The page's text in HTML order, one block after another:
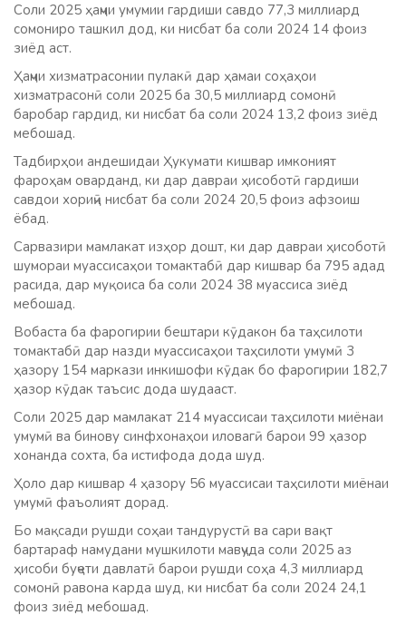
Соли 2025 ҳаҷми умумии гардиши савдо 77,3 миллиард
сомониро ташкил дод, ки нисбат ба соли 2024 14 фоиз
зиёд аст.
Ҳаҷми хизматрасонии пулакӣ дар ҳамаи соҳаҳои
хизматрасонӣ соли 2025 ба 30,5 миллиард сомонӣ
баробар гардид, ки нисбат ба соли 2024 13,2 фоиз зиёд
мебошад.
Тадбирҳои андешидаи Ҳукумати кишвар имконият
фароҳам оварданд, ки дар давраи ҳисоботӣ гардиши
савдои хориҷӣ нисбат ба соли 2024 20,5 фоиз афзоиш
ёбад.
Сарвазири мамлакат изҳор дошт, ки дар давраи ҳисоботӣ
шумораи муассисаҳои томактабӣ дар кишвар ба 795 адад
расида, дар муқоиса ба соли 2024 38 муассиса зиёд
мебошад.
Вобаста ба фарогирии бештари кӯдакон ба таҳсилоти
томактабӣ дар назди муассисаҳои таҳсилоти умумӣ 3
ҳазору 154 маркази инкишофи кӯдак бо фарогирии 182,7
ҳазор кӯдак таъсис дода шудааст.
Соли 2025 дар мамлакат 214 муассисаи таҳсилоти миёнаи
умумӣ ва бинову синфхонаҳои иловагӣ барои 99 ҳазор
хонанда сохта, ба истифода дода шуд.
Ҳоло дар кишвар 4 ҳазору 56 муассисаи таҳсилоти миёнаи
умумӣ фаъолият дорад.
Бо мақсади рушди соҳаи тандурустӣ ва сари вақт
бартараф намудани мушкилоти мавҷуда соли 2025 аз
ҳисоби буҷети давлатӣ барои рушди соҳа 4,3 миллиард
сомонӣ равона карда шуд, ки нисбат ба соли 2024 24,1
фоиз зиёд мебошад.